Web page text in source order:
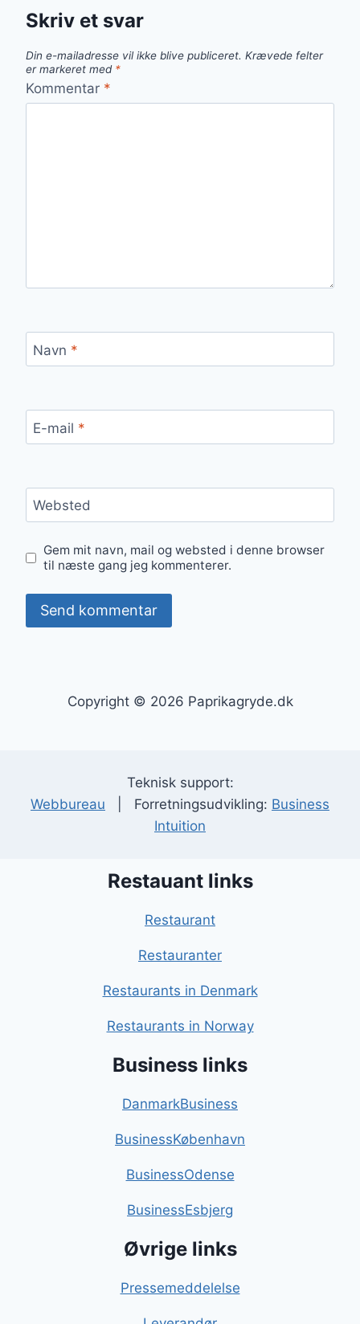
Skriv et svar
Din e-mailadresse vil ikke blive publiceret. Krævede felter
er markeret med *
Kommentar *
Navn *
E-mail *
Websted
Gem mit navn, mail og websted i denne browser
til næste gang jeg kommenterer.
Copyright © 2026 Paprikagryde.dk
Teknisk support:
Webbureau | Forretningsudvikling: Business
Intuition
Restauant links
Restaurant
Restauranter
Restaurants in Denmark
Restaurants in Norway
Business links
DanmarkBusiness
BusinessKøbenhavn
BusinessOdense
BusinessEsbjerg
Øvrige links
Pressemeddelelse